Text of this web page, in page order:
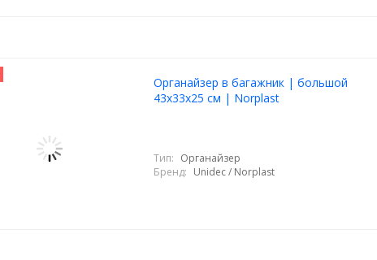
Органайзер в багажник | большой
43x33х25 см | Norplast
Тип: Органайзер
Бренд: Unidec / Norplast